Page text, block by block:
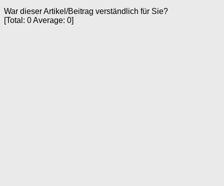
War dieser Artikel/Beitrag verständlich für Sie?
[Total: 0Average: 0]